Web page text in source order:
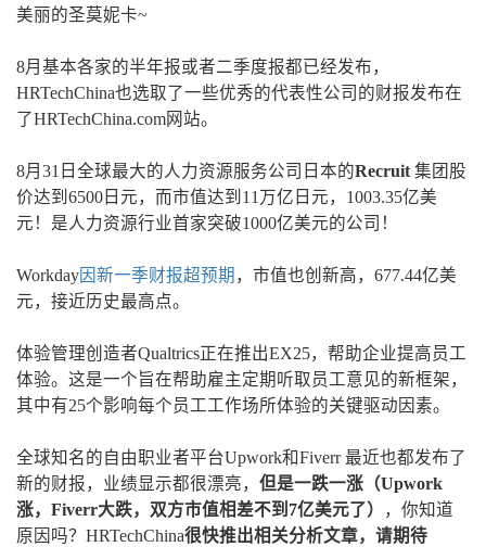
美丽的圣莫妮卡~
8月基本各家的半年报或者二季度报都已经发布，
HRTechChina也选取了一些优秀的代表性公司的财报发布在
了HRTechChina.com网站。
8月31日全球最大的人力资源服务公司日本的Recruit 集团股
价达到6500日元，而市值达到11万亿日元，1003.35亿美
元！是人力资源行业首家突破1000亿美元的公司！
Workday因新一季财报超预期 ，市值也创新高，677.44亿美
元，接近历史最高点。
体验管理创造者Qualtrics正在推出EX25，帮助企业提高员工
体验。这是一个旨在帮助雇主定期听取员工意见的新框架，
其中有25个影响每个员工工作场所体验的关键驱动因素。
全球知名的自由职业者平台Upwork和Fiverr 最近也都发布了
新的财报，业绩显示都很漂亮， 但是一跌一涨（Upwork
涨，Fiverr大跌，双方市值相差不到7亿美元了）
，你知道
原因吗？HRTechChina很快推出相关分析文章，请期待